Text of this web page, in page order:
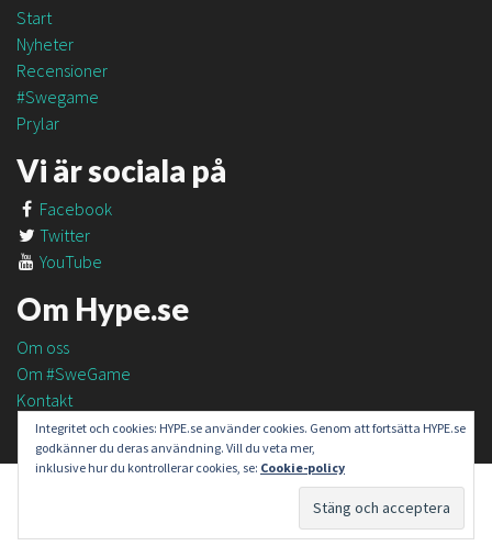
Start
Nyheter
Recensioner
#Swegame
Prylar
Vi är sociala på
Facebook
Twitter
YouTube
Om Hype.se
Om oss
Om #SweGame
Kontakt
Integritet och cookies: HYPE.se använder cookies. Genom att fortsätta HYPE.se
godkänner du deras användning. Vill du veta mer,
inklusive hur du kontrollerar cookies, se: Cookie-policy